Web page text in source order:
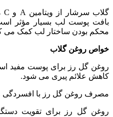
محکم بودن ساختار لب کمک می
خواص روغن گلاب
روغن گل رز برای پوست
کاهش علائم پیری می شود.
مصرف روغن گل رز با افسردگی
روغن گل رز برای تقویت